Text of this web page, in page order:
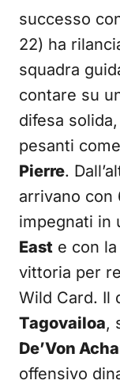
successo
22) ha
squadra
contare su
difesa
pesanti
Pierre.
arrivano con
impegnati in
East e con
vittoria per
Wild Card. Il
Tagovailoa,
De’Von
offensivo